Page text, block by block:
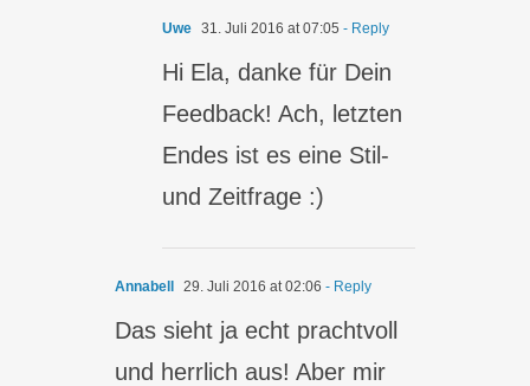
Uwe 31. Juli 2016 at 07:05 - Reply
Hi Ela, danke für Dein
Feedback! Ach, letzten
Endes ist es eine Stil-
und Zeitfrage :)
Annabell 29. Juli 2016 at 02:06 - Reply
Das sieht ja echt prachtvoll
und herrlich aus! Aber mir